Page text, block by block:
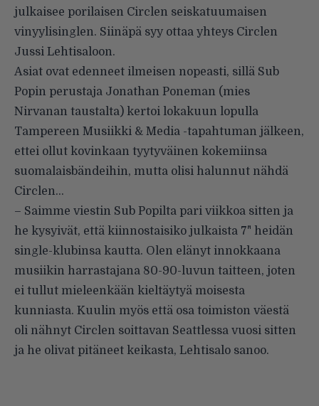
julkaisee porilaisen Circlen seiskatuumaisen
vinyylisinglen. Siinäpä syy ottaa yhteys Circlen
Jussi Lehtisaloon.
Asiat ovat edenneet ilmeisen nopeasti, sillä Sub
Popin perustaja Jonathan Poneman (mies
Nirvanan taustalta) kertoi lokakuun lopulla
Tampereen Musiikki & Media -tapahtuman jälkeen,
ettei ollut kovinkaan tyytyväinen kokemiinsa
suomalaisbändeihin, mutta olisi halunnut nähdä
Circlen…
– Saimme viestin Sub Popilta pari viikkoa sitten ja
he kysyivät, että kiinnostaisiko julkaista 7" heidän
single-klubinsa kautta. Olen elänyt innokkaana
musiikin harrastajana 80-90-luvun taitteen, joten
ei tullut mieleenkään kieltäytyä moisesta
kunniasta. Kuulin myös että osa toimiston väestä
oli nähnyt Circlen soittavan Seattlessa vuosi sitten
ja he olivat pitäneet keikasta, Lehtisalo sanoo.